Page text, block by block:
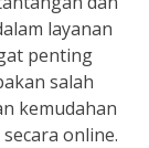
layanan
penting
salah
kemudahan
online.